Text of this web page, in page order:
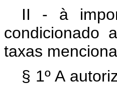
II - à
condicionado
taxas
§ 1º A